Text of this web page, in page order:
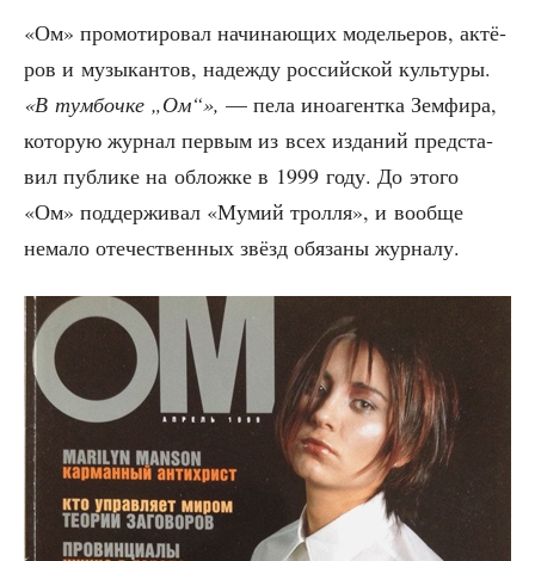
«Ом» про­мо­ти­ро­вал начи­на­ю­щих моде­лье­ров, актё­
ров и музы­кан­тов, надеж­ду рос­сий­ской куль­ту­ры.
«В тум­боч­ке „Ом“», — пела ино­агент­ка Зем­фи­ра,
кото­рую жур­нал пер­вым из всех изда­ний пред­ста­
вил пуб­ли­ке на облож­ке в 1999 году. До это­го
«Ом» под­дер­жи­вал «Мумий трол­ля», и вооб­ще
нема­ло оте­че­ствен­ных звёзд обя­за­ны журналу.